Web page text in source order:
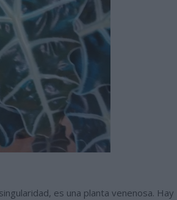
es una planta venenosa. Hay